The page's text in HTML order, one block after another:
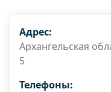
Адрес:
Архангельская
5
Телефоны: